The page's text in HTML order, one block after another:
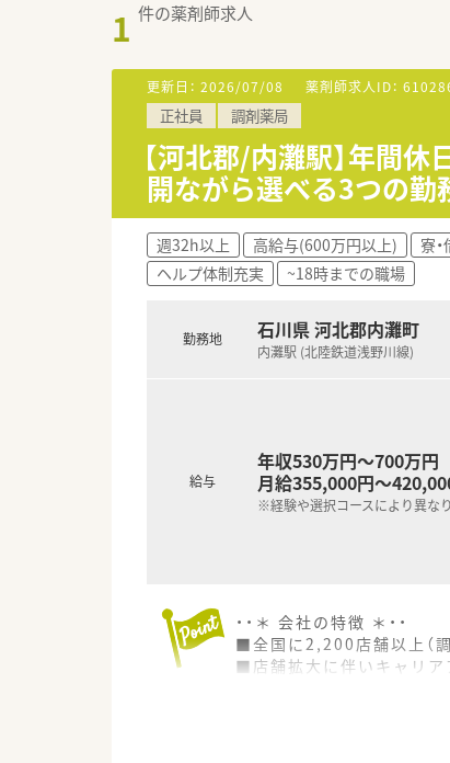
1 件の薬剤師求人
更新日： 2026/07/08 薬剤師求人ID：
正社員 調剤薬局
【河北郡/内灘駅】年間
開ながら選べる3つの
週32h以上 高給与(600万円以上) 寮
ヘルプ体制充実
~18時までの職場
勤務地 石川県 河北郡内灘町
内灘駅 (北陸鉄道浅野川線)
給与
年収530万円～700万円
月給355,000円～
※経験や選択コースにより異な
・・＊ 会社の特徴 ＊・・
■全国に2,200店舗以上（
■店舗拡大に伴いキャリア
■職種や職域に合わせ、
■薬剤師が中心の会社だ
■店舗拡大に伴い、エリア